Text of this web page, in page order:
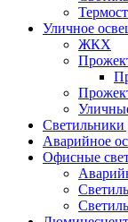
Уличное
ЖКХ
Светильники
Аварийное
Офисные